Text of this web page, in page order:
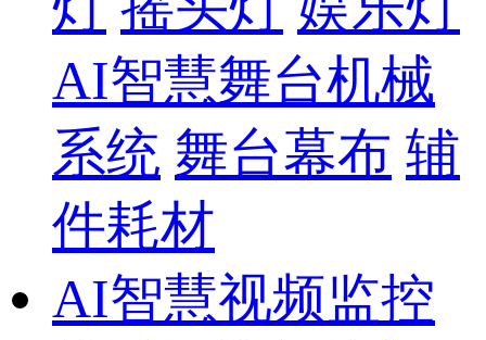
AI智慧舞台机械
系统 舞台幕布 辅
件耗材
AI智慧视频监控